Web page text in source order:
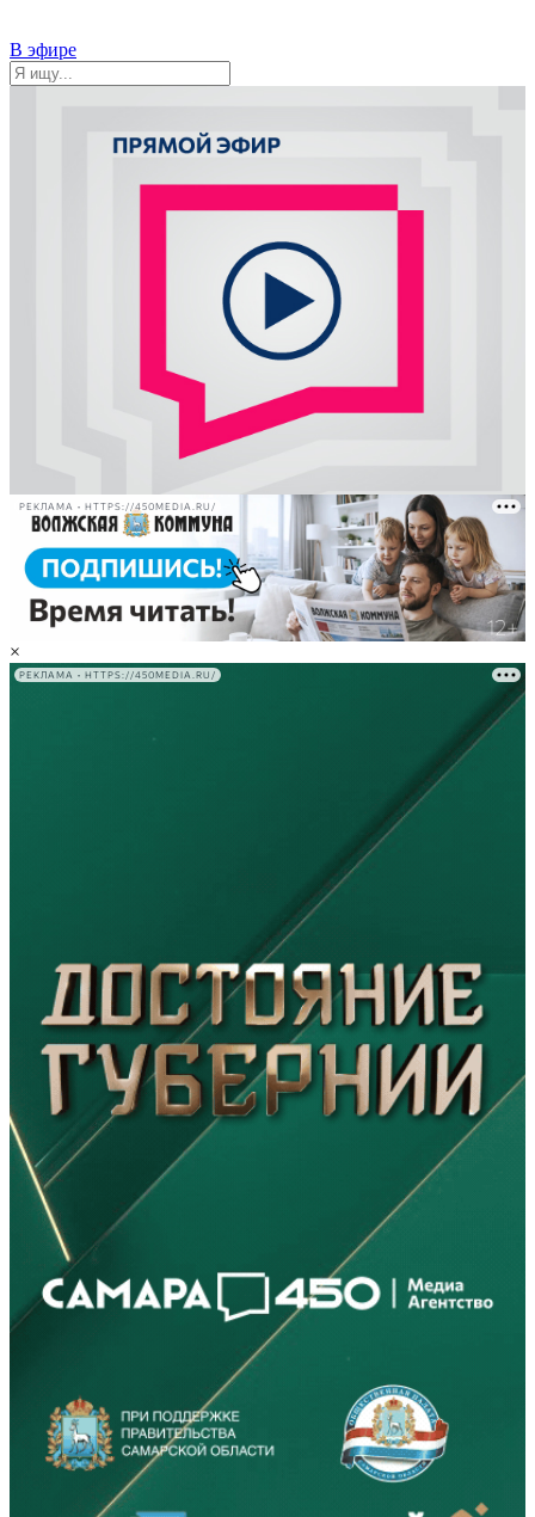
В эфире
РЕКЛАМА • HTTPS://450MEDIA.RU/
×
РЕКЛАМА • HTTPS://450MEDIA.RU/